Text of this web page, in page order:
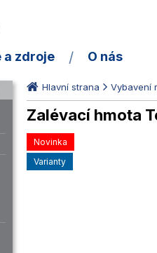
a zdroje O nás
Hlavní strana Vybavení
Zalévací hmota
Novinka
varianty